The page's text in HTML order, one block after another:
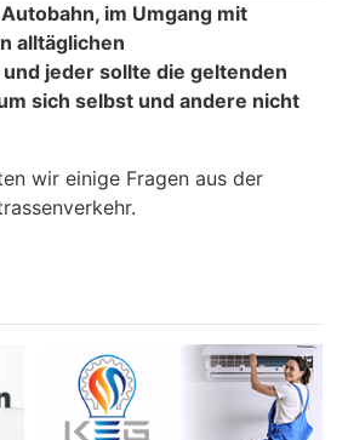
im Umgang mit
alltäglichen
jeder sollte die geltenden
sich selbst und andere nicht
wir einige Fragen aus der